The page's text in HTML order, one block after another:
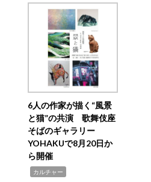
6人の作家が描く“風景
と猫”の共演 歌舞伎座
そばのギャラリー
YOHAKUで8月20日か
ら開催
カルチャー